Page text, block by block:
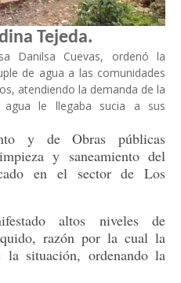
Tejeda.
Danilsa Cuevas, ordenó la
de agua a las comunidades
atendiendo la demanda de la
le llegaba sucia a sus
y de Obras públicas
y saneamiento del
en el sector de Los
altos niveles de
razón por la cual la
la situación, ordenando la